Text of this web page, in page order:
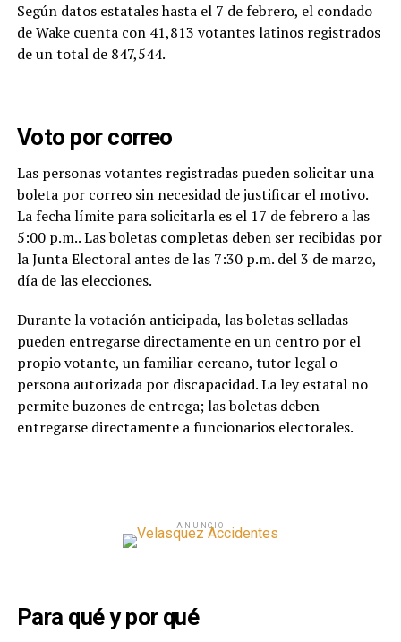
Según datos estatales hasta el 7 de febrero, el condado
de Wake cuenta con 41,813 votantes latinos registrados
de un total de 847,544.
Voto por correo
Las personas votantes registradas pueden solicitar una
boleta por correo sin necesidad de justificar el motivo.
La fecha límite para solicitarla es el 17 de febrero a las
5:00 p.m.. Las boletas completas deben ser recibidas por
la Junta Electoral antes de las 7:30 p.m. del 3 de marzo,
día de las elecciones.
Durante la votación anticipada, las boletas selladas
pueden entregarse directamente en un centro por el
propio votante, un familiar cercano, tutor legal o
persona autorizada por discapacidad. La ley estatal no
permite buzones de entrega; las boletas deben
entregarse directamente a funcionarios electorales.
ANUNCIO
Para qué y por qué